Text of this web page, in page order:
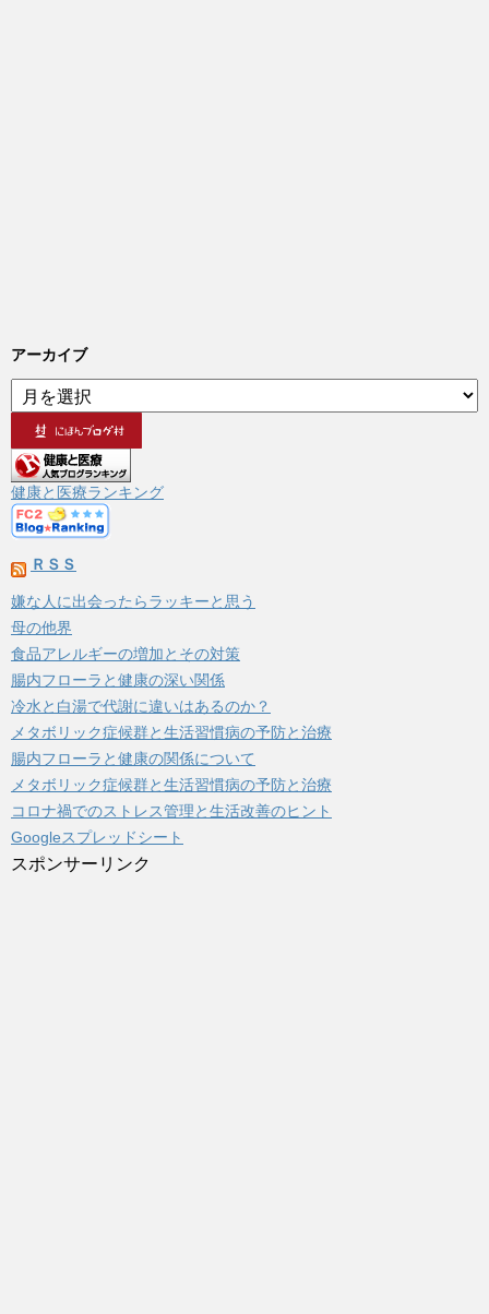
アーカイブ
ア
ー
イ
ブ
健康と医療ランキング
ＲＳＳ
嫌な人に出会ったらラッキーと思う
母の他界
食品アレルギーの増加とその対策
腸内フローラと健康の深い関係
冷水と白湯で代謝に違いはあるのか？
メタボリック症候群と生活習慣病の予防と治療
腸内フローラと健康の関係について
メタボリック症候群と生活習慣病の予防と治療
コロナ禍でのストレス管理と生活改善のヒント
Googleスプレッドシート
スポンサーリンク